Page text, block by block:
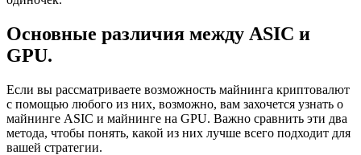
Основные различия между ASIC и
GPU.
Если вы рассматриваете возможность майнинга криптовалют
с помощью любого из них, возможно, вам захочется узнать о
майнинге ASIC и майнинге на GPU. Важно сравнить эти два
метода, чтобы понять, какой из них лучше всего подходит для
вашей стратегии.